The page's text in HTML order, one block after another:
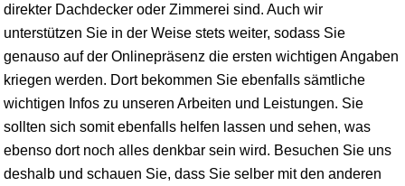
direkter Dachdecker oder Zimmerei sind. Auch wir
unterstützen Sie in der Weise stets weiter, sodass Sie
genauso auf der Onlinepräsenz die ersten wichtigen Angaben
kriegen werden. Dort bekommen Sie ebenfalls sämtliche
wichtigen Infos zu unseren Arbeiten und Leistungen. Sie
sollten sich somit ebenfalls helfen lassen und sehen, was
ebenso dort noch alles denkbar sein wird. Besuchen Sie uns
deshalb und schauen Sie, dass Sie selber mit den anderen